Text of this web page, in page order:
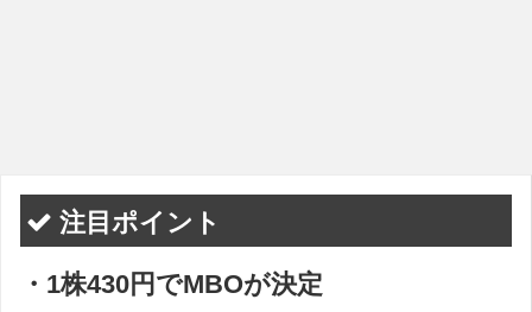
注目ポイント
・1株430円でMBOが決定